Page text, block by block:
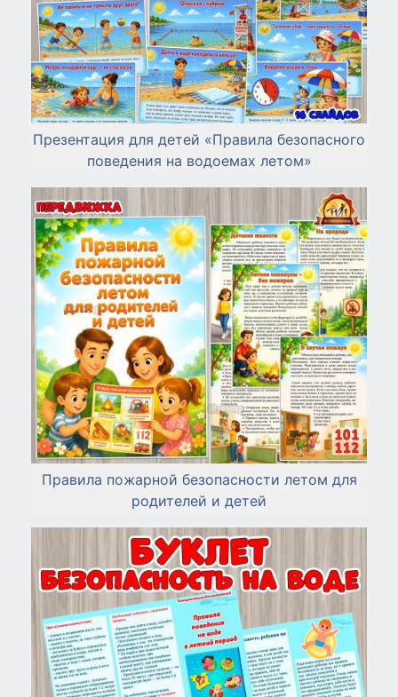
Презентация для детей «Правила безопасного
поведения на водоемах летом»
Правила пожарной безопасности летом для
родителей и детей